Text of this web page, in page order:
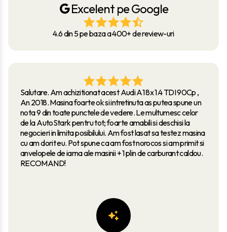
Excelent pe Google
4.6 din 5 pe baza a 400+ de review-uri
Salutare. Am achizitionat acest Audi A1 8x 1.4 TDI 90Cp ,
An 2018. Masina foarte ok si intretinuta as putea spune un
nota 9 din toate punctele de vedere. Le multumesc celor
de la AutoStark pentru tot; foarte amabili si deschisi la
negocieri in limita posibilului. Am fost lasat sa testez masina
cu am dorit eu. Pot spune ca am fost norocos si am primit si
anvelopele de iarna ale masinii + 1 plin de carburant caldou.
RECOMAND!